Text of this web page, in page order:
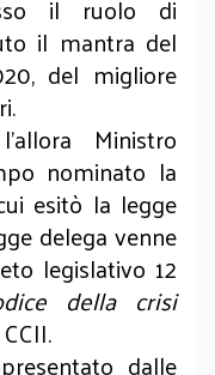
il ruolo di
il mantra del
del migliore
Ministro
nominato la
esitò la legge
delega venne
legislativo 12
della crisi
dalle